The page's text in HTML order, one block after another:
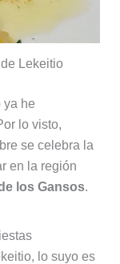
Lekeitio
ya he
lo visto,
se celebra la
en la región
los Gansos.
lo suyo es